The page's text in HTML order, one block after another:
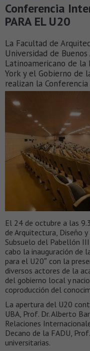
Conferencia
PARA EL U20
La Facultad de
Universidad de
Latinoamericano de la
York y el Gobierno de
realizan la
El 24 de octubre a las
de Arquitectura, Diseño
Subsuelo del Pabellón
cabo la inauguración de
para el U20″ con la
diversos actores de la
del gobierno local y
coproducción del
La apertura del U20
UBA, Prof. Dr. Alberto
Relaciones
Decano de la FADU,
universitarias.